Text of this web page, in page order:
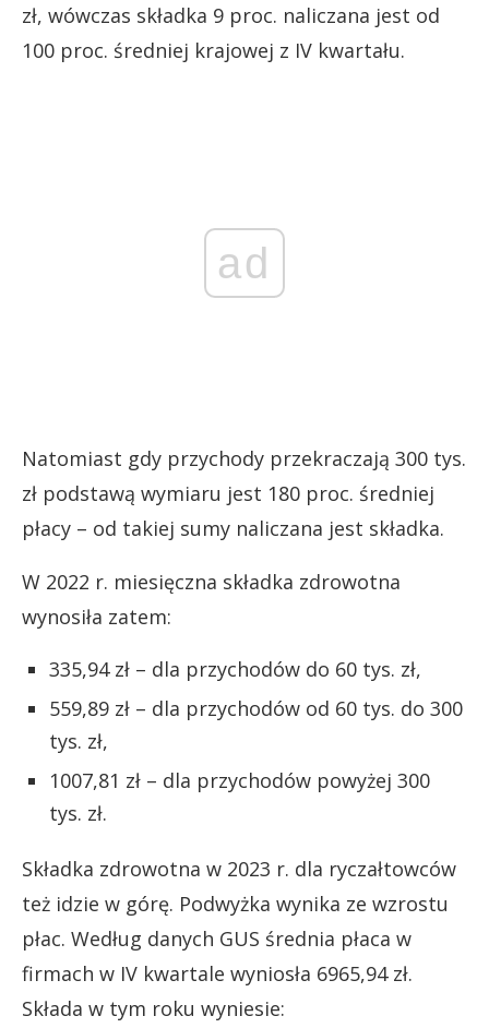
zł, wówczas składka 9 proc. naliczana jest od
100 proc. średniej krajowej z IV kwartału.
ad
Natomiast gdy przychody przekraczają 300 tys.
zł podstawą wymiaru jest 180 proc. średniej
płacy – od takiej sumy naliczana jest składka.
W 2022 r. miesięczna składka zdrowotna
wynosiła zatem:
335,94 zł – dla przychodów do 60 tys. zł,
559,89 zł – dla przychodów od 60 tys. do 300
tys. zł,
1007,81 zł – dla przychodów powyżej 300
tys. zł.
Składka zdrowotna w 2023 r. dla ryczałtowców
też idzie w górę. Podwyżka wynika ze wzrostu
płac. Według danych GUS średnia płaca w
firmach w IV kwartale wyniosła 6965,94 zł.
Składa w tym roku wyniesie: